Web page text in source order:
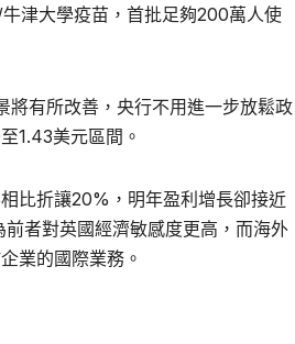
津大學疫苗，首批足夠200萬人使
將有所改善，央行不用進一步放鬆政
1.43美元區間。
比折讓20%，明年盈利增長卻接近
者對英國經濟敏感度更高，而海外
業的國際業務。